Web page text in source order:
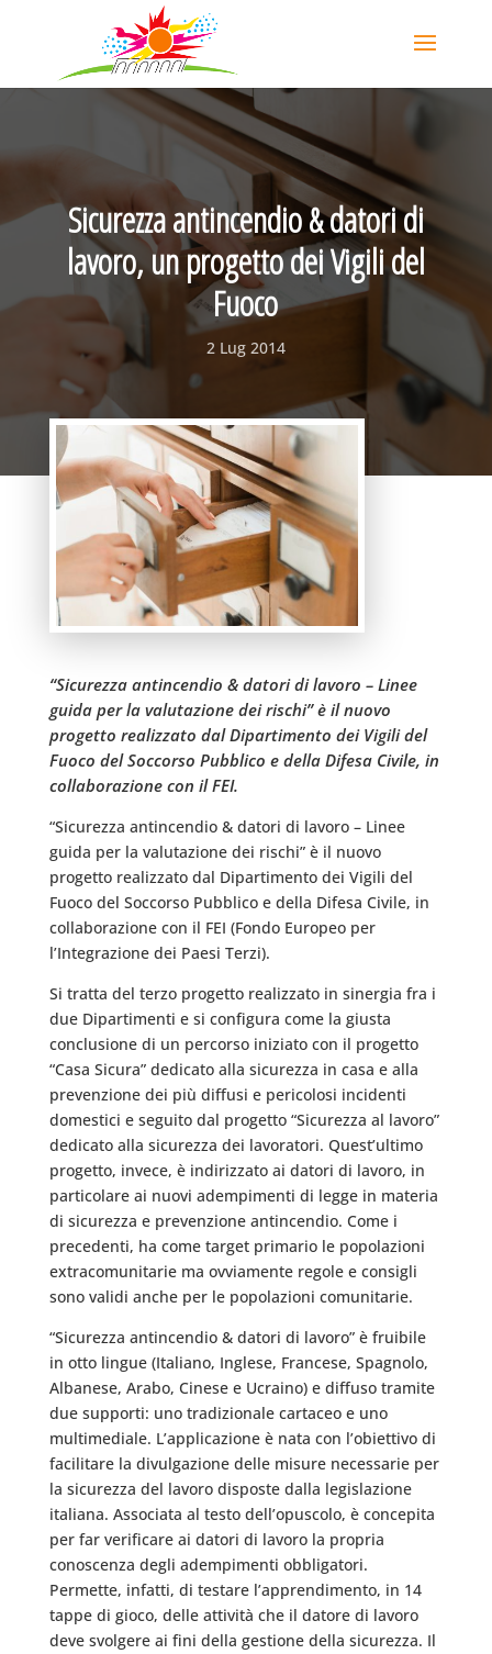
Sicurezza antincendio & datori di
lavoro, un progetto dei Vigili del
Fuoco
2 Lug 2014
“Sicurezza antincendio & datori di lavoro – Linee
guida per la valutazione dei rischi” è il nuovo
progetto realizzato dal Dipartimento dei Vigili del
Fuoco del Soccorso Pubblico e della Difesa Civile, in
collaborazione con il FEI.
“Sicurezza antincendio & datori di lavoro – Linee
guida per la valutazione dei rischi” è il nuovo
progetto realizzato dal Dipartimento dei Vigili del
Fuoco del Soccorso Pubblico e della Difesa Civile, in
collaborazione con il FEI (Fondo Europeo per
l’Integrazione dei Paesi Terzi).
Si tratta del terzo progetto realizzato in sinergia fra i
due Dipartimenti e si configura come la giusta
conclusione di un percorso iniziato con il progetto
“Casa Sicura” dedicato alla sicurezza in casa e alla
prevenzione dei più diffusi e pericolosi incidenti
domestici e seguito dal progetto “Sicurezza al lavoro”
dedicato alla sicurezza dei lavoratori. Quest’ultimo
progetto, invece, è indirizzato ai datori di lavoro, in
particolare ai nuovi adempimenti di legge in materia
di sicurezza e prevenzione antincendio. Come i
precedenti, ha come target primario le popolazioni
extracomunitarie ma ovviamente regole e consigli
sono validi anche per le popolazioni comunitarie.
“Sicurezza antincendio & datori di lavoro” è fruibile
in otto lingue (Italiano, Inglese, Francese, Spagnolo,
Albanese, Arabo, Cinese e Ucraino) e diffuso tramite
due supporti: uno tradizionale cartaceo e uno
multimediale. L’applicazione è nata con l’obiettivo di
facilitare la divulgazione delle misure necessarie per
la sicurezza del lavoro disposte dalla legislazione
italiana. Associata al testo dell’opuscolo, è concepita
per far verificare ai datori di lavoro la propria
conoscenza degli adempimenti obbligatori.
Permette, infatti, di testare l’apprendimento, in 14
tappe di gioco, delle attività che il datore di lavoro
deve svolgere ai fini della gestione della sicurezza. Il